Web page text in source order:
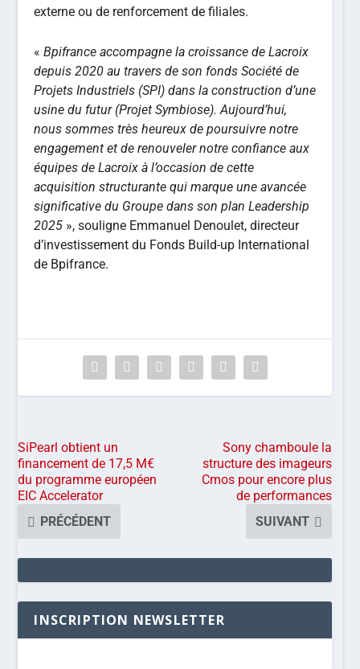
externe ou de renforcement de filiales.
«Bpifrance accompagne la croissance deLacroix
depuis 2020 au travers de son fonds Société de
Projets Industriels (SPI) dans la construction d’une
usine du futur (Projet Symbiose). Aujourd’hui,
nous sommes très heureux de poursuivre notre
engagement et de renouveler notre confiance aux
équipes deLacroixà l’occasion de cette
acquisition structurante qui marque une avancée
significative du Groupe dans son plan Leadership
2025 », souligne Emmanuel Denoulet, directeur
d’investissement du Fonds Build-up International
de Bpifrance.
SiPearl obtient un
financement de 17,5 M€
du programme européen
EIC Accelerator
PRÉCÉDENT
Sony chamboule la
structure des imageurs
Cmos pour encore plus
de performances
SUIVANT
INSCRIPTION NEWSLETTER